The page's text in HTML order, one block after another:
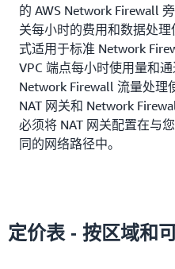
的 AWS Network Firewall
关每小时的费用和数据处
式适用于标准 Network
VPC 端点每小时使用量和
Network Firewall 流量处理
NAT 网关和 Network
必须将 NAT 网关配置在与
同的网络路径中。
定价表 - 按区域和